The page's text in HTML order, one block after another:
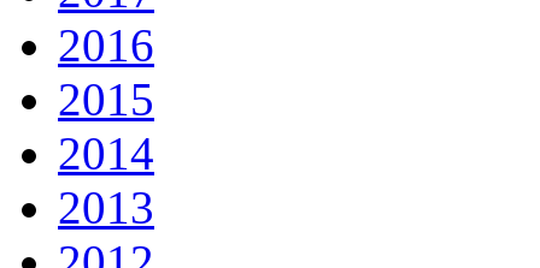
2016
2015
2014
2013